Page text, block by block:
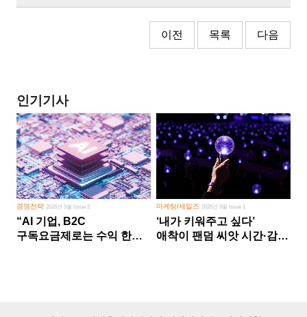
이전 목록 다음
인기기사
경영전략 2026년 5월 Issue 2
“AI 기업, B2C
구독요금제로는 수익 한계
마케팅/세일즈 2026년 8월 Issue 1
‘내가 키워주고 싶다’
애착이 팬덤 씨앗 시간·감정